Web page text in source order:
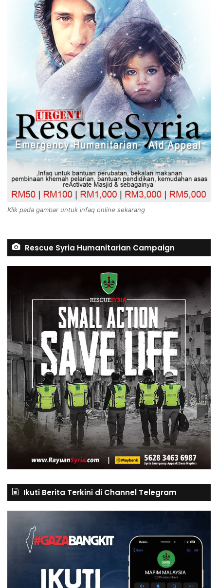
Klik pada gambar untuk infaq online sekarang
Rescue Syria Humanitarian Campaign
Ikuti Berita Terkini di Channel Telegram